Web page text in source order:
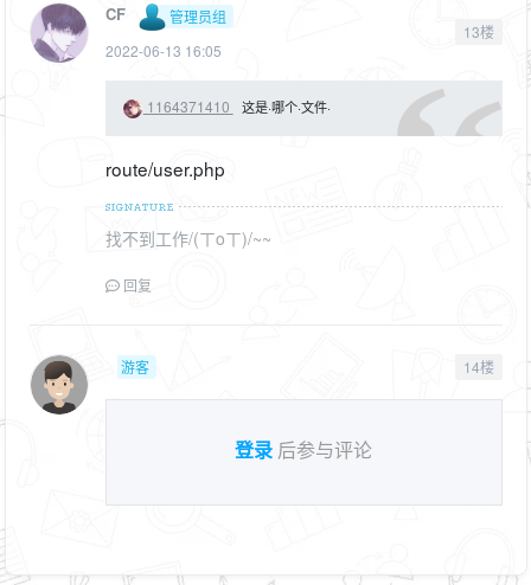
CF
管理员组
2022-06-13 16:05
13楼
1164371410 这是·哪个·文件·
route/user.php
找不到工作/(ㄒoㄒ)/~~
回复
游客 14楼
登录 后参与评论